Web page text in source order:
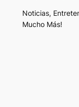
Noticias,
Mucho Más!